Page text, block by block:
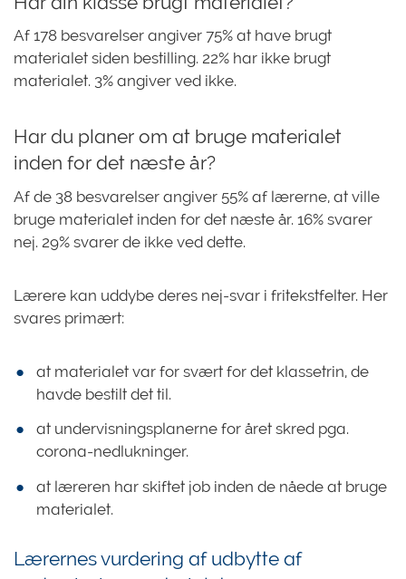
Af 178 besvarelser angiver 75% at have brugt
materialet siden bestilling. 22% har ikke brugt
materialet. 3% angiver ved ikke.
Har du planer om at bruge materialet
inden for det næste år?
Af de 38 besvarelser angiver 55% af lærerne, at ville
bruge materialet inden for det næste år. 16% svarer
nej. 29% svarer de ikke ved dette.
Lærere kan uddybe deres nej-svar i fritekstfelter. Her
svares primært:
at materialet var for svært for det klassetrin, de
havde bestilt det til.
at undervisningsplanerne for året skred pga.
corona-nedlukninger.
at læreren har skiftet job inden de nåede at bruge
materialet.
Lærernes vurdering af udbytte af